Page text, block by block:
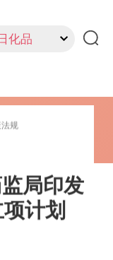
化品
规
局印发
计划